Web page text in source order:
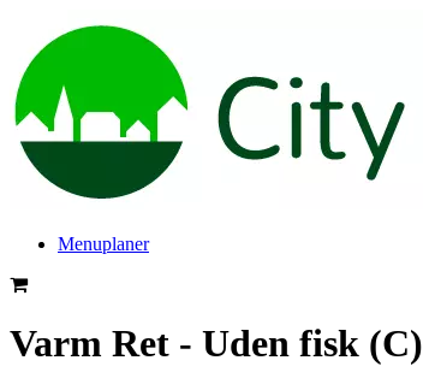
Menuplaner
Varm Ret - Uden fisk (C)